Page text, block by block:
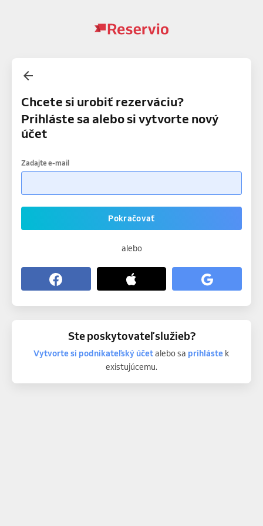
Chcete si urobiť rezerváciu?
Prihláste sa alebo si vytvorte nový
účet
Zadajte e-mail
Pokračovať
alebo
Ste poskytovateľ služieb?
Vytvorte si podnikateľský účetalebo sa prihláste k
existujúcemu.